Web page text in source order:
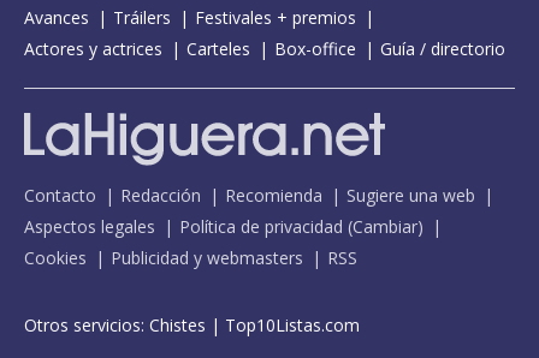
Avances
Tráilers
Festivales + premios
Actores y actrices
Carteles Box-office Guía / directorio
Contacto Redacción Recomienda
Sugiere una web
Aspectos legales
Política de privacidad (Cambiar)
Cookies
Publicidad y webmasters RSS
Otros servicios: Chistes | Top10Listas.com